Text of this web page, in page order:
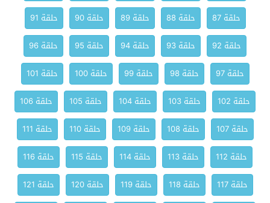
حلقة 87
حلقة 88 حلقة 89 حلقة 90
حلقة 91
حلقة 92
حلقة 93 حلقة 94 حلقة 95
حلقة 96
حلقة 97
حلقة 98 حلقة 99 حلقة 100
حلقة 101
حلقة 102
حلقة 103 حلقة 104 حلقة 105
حلقة 106
حلقة 107
حلقة 108 حلقة 109 حلقة 110
حلقة 111
حلقة 112
حلقة 113 حلقة 114 حلقة 115
حلقة 116
حلقة 117
حلقة 118 حلقة 119 حلقة 120
حلقة 121